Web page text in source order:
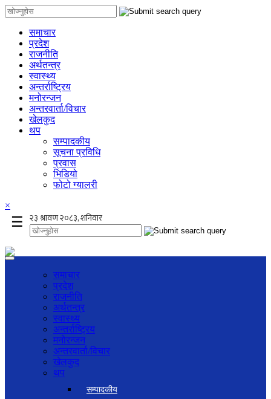
समाचार
प्रदेश
राजनीति
अर्थतन्त्र
स्वास्थ्य
अन्तर्राष्ट्रिय
मनोरन्जन
अन्तरवार्ता/विचार
खेलकुद
थप
सम्पादकीय
सूचना प्रविधि
प्रवास
भिडियो
फोटो ग्यालरी
×
☰
समाचार
प्रदेश
राजनीति
अर्थतन्त्र
स्वास्थ्य
अन्तर्राष्ट्रिय
मनोरन्जन
अन्तरवार्ता/विचार
खेलकुद
थप
सम्पादकीय